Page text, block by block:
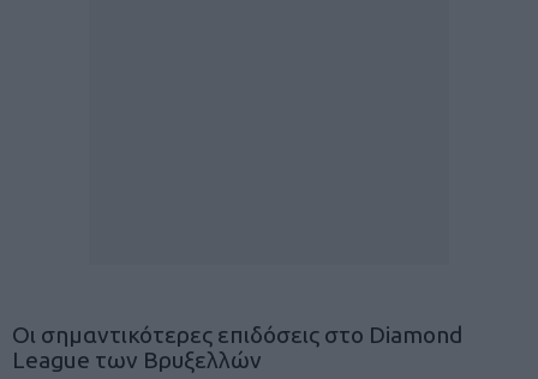
Οι σημαντικότερες επιδόσεις στο Diamond
League των Βρυξελλών